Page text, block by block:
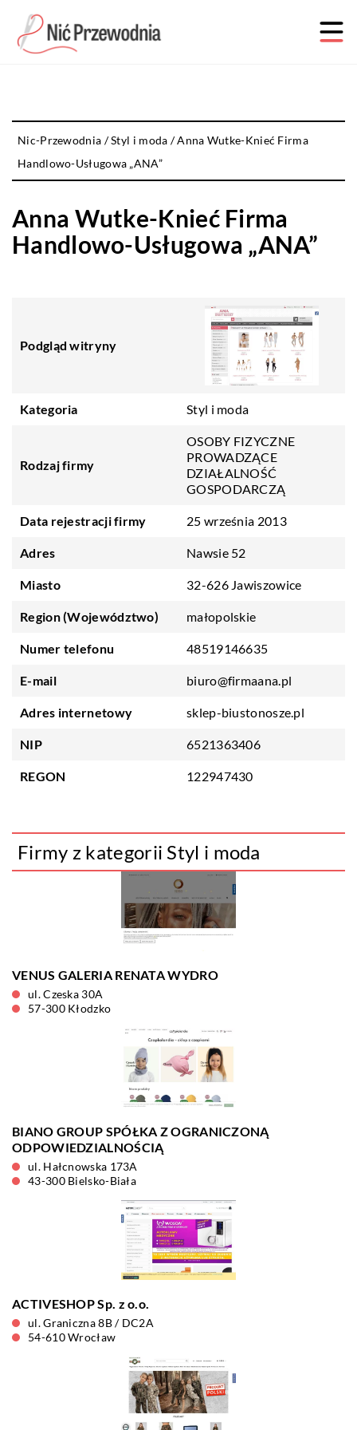
Nic-Przewodnia /Styl i moda /Anna Wutke-Knieć Firma
Handlowo-Usługowa „ANA”
Anna Wutke-Knieć Firma
Handlowo-Usługowa „ANA”
Podgląd witryny
Kategoria Styl i moda
Rodzaj firmy
OSOBY FIZYCZNE
PROWADZĄCE
DZIAŁALNOŚĆ
GOSPODARCZĄ
Data rejestracji firmy 25 września 2013
Adres Nawsie 52
Miasto 32-626 Jawiszowice
Region (Województwo) małopolskie
Numer telefonu 48519146635
E-mail biuro@firmaana.pl
Adres internetowy sklep-biustonosze.pl
NIP 6521363406
REGON 122947430
Firmy z kategorii Styl i moda
VENUS GALERIA RENATA WYDRO
ul. Czeska 30A
57-300 Kłodzko
BIANO GROUP SPÓŁKA Z OGRANICZONĄ
ODPOWIEDZIALNOŚCIĄ
ul. Hałcnowska 173A
43-300 Bielsko-Biała
ACTIVESHOP Sp. z o.o.
ul. Graniczna 8B / DC2A
54-610 Wrocław